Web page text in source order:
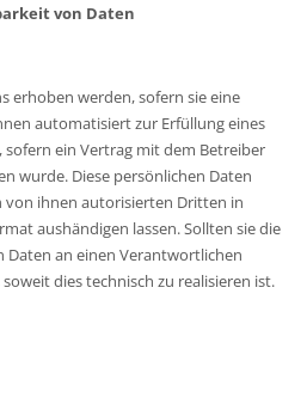
von Daten
erhoben werden, sofern sie eine
automatisiert zur Erfüllung eines
ein Vertrag mit dem Betreiber
wurde. Diese persönlichen Daten
von ihnen autorisierten Dritten in
aushändigen lassen. Sollten sie die
Daten an einen Verantwortlichen
dies technisch zu realisieren ist.